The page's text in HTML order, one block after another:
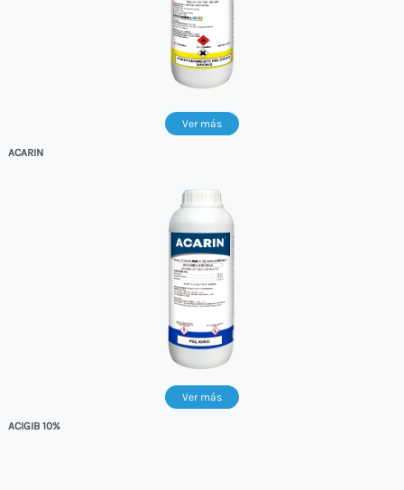
Ver más
ACARIN
Ver más
ACIGIB 10%